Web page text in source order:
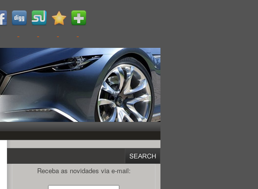
Receba as novidades via e-mail: